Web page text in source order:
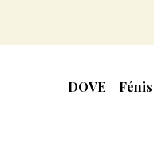
DOVE Fénis